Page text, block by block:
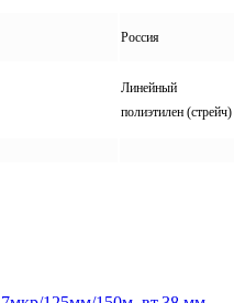
Россия
Линейный
полиэтилен (стрейч)